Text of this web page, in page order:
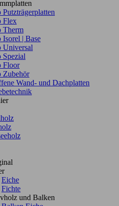
Putzträgerplatten
Flex
Therm
Isorel | Base
Universal
Spezial
Floor
Zubehör
Wand- und Dachplatten
Eiche
Fichte
und Balken